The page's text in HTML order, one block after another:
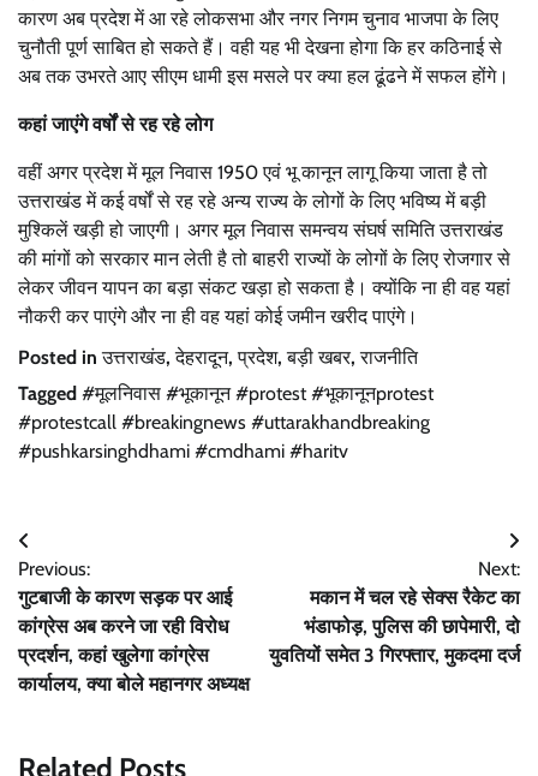
कारण अब प्रदेश में आ रहे लोकसभा और नगर निगम चुनाव भाजपा के लिए
चुनौती पूर्ण साबित हो सकते हैं। वही यह भी देखना होगा कि हर कठिनाई से
अब तक उभरते आए सीएम धामी इस मसले पर क्या हल ढूंढने में सफल होंगे।
कहां जाएंगे वर्षों से रह रहे लोग
वहीं अगर प्रदेश में मूल निवास 1950 एवं भू कानून लागू किया जाता है तो
उत्तराखंड में कई वर्षों से रह रहे अन्य राज्य के लोगों के लिए भविष्य में बड़ी
मुश्किलें खड़ी हो जाएगी। अगर मूल निवास समन्वय संघर्ष समिति उत्तराखंड
की मांगों को सरकार मान लेती है तो बाहरी राज्यों के लोगों के लिए रोजगार से
लेकर जीवन यापन का बड़ा संकट खड़ा हो सकता है। क्योंकि ना ही वह यहां
नौकरी कर पाएंगे और ना ही वह यहां कोई जमीन खरीद पाएंगे।
Posted inउत्तराखंड,देहरादून,प्रदेश,बड़ी खबर,राजनीति
Tagged #मूलनिवास #भूकानून #protest #भूकानूनprotest
#protestcall #breakingnews #uttarakhandbreaking
#pushkarsinghdhami #cmdhami #haritv
Post
navigation
Previous:
गुटबाजी के कारण सड़क पर आई
कांग्रेस अब करने जा रही विरोध
प्रदर्शन, कहां खुलेगा कांग्रेस
कार्यालय, क्या बोले महानगर अध्यक्ष
Next:
मकान में चल रहे सेक्स रैकेट का
भंडाफोड़, पुलिस की छापेमारी, दो
युवतियों समेत 3 गिरफ्तार, मुकदमा दर्ज
Related Posts